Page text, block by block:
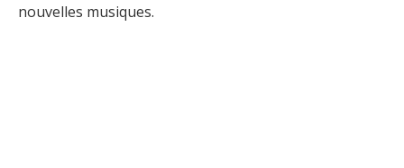
nouvelles musiques.